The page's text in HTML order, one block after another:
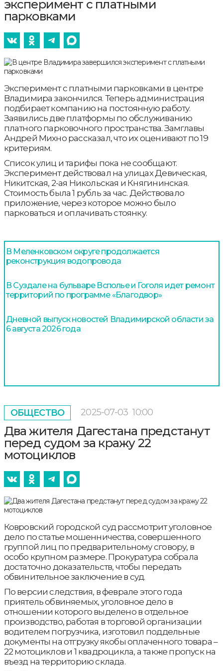
эксперимент с платными
парковками
Эксперимент с платными парковками в центре
Владимира закончился. Теперь администрация
подбирает компанию на постоянную работу.
Заявились две платформы по обслуживанию
платного парковочного пространства. Замглавы
Андрей Михно рассказал, что их оценивают по 19
критериям.
Список улиц и тарифы пока не сообщают.
Эксперимент действовал на улицах Девическая,
Никитская, 2-ая Никольская и Княгининская.
Стоимость была 1 рубль за час. Действовало
приложение, через которое можно было
парковаться и оплачивать стоянку.
В Меленковском округе продолжается
реконструкция водопровода
В Суздале на бульваре Всполье и Гоголя идет ремонт
территорий по программе «Благодвор»
Дневной выпуск новостей Владимирской области за
6 августа 2026 года
ОБЩЕСТВО 2025-07-03 10:00
Два жителя Дагестана предстанут
перед судом за кражу 22
мотоциклов
Ковровский городской суд рассмотрит уголовное
дело по статье мошенничества, совершенного
группой лиц по предварительному сговору, в
особо крупном размере. Прокуратура собрала
достаточно доказательств, чтобы передать
обвинительное заключение в суд.
По версии следствия, в феврале этого года
приятель обвиняемых, уголовное дело в
отношении которого выделено в отдельное
производство, работая в торговой организации
водителем погрузчика, изготовил поддельные
документы на отгрузку якобы оплаченного товара –
22 мотоциклов и 1 квадроцикла, а также пропуск на
въезд на территорию склада.